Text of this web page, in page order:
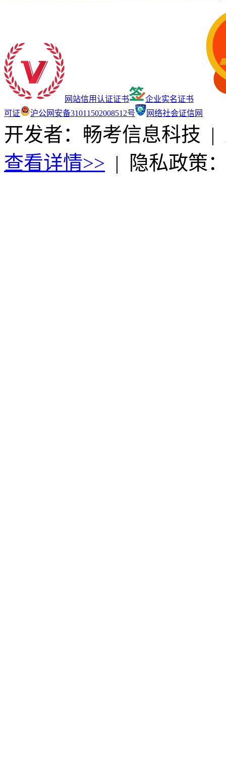
网站信用认证证书
企业实名证书
可证
沪公网安备31011502008512号 网络社会证信网
开发者：畅考信息科技 |
查看详情>> | 隐私政策